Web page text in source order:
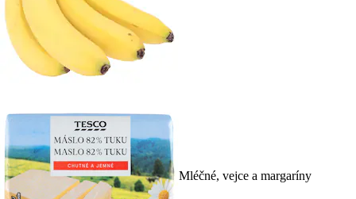
Mléčné, vejce a margaríny